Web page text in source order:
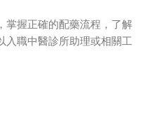
掌握正確的配藥流程，了解
入職中醫診所助理或相關工